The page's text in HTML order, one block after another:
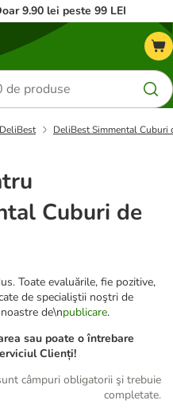
9.90 lei peste 99 LEI
DeliBest DeliBest Simmental Cuburi
Cuburi de
Toate evaluările, fie pozitive,
de specialiştii noştri de
de\npublicare.
sau poate o întrebare
Clienți!
câmpuri obligatorii şi trebuie
completate.